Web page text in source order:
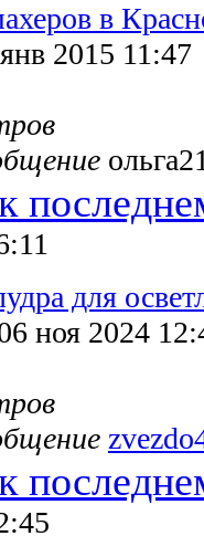
в
2015 11:47
для
ноя 2024